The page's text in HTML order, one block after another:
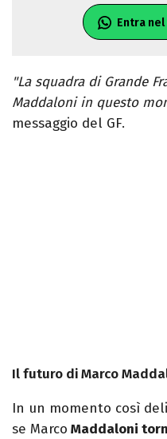
Entra nel
"La squadra di Grande
Maddaloni in questo
messaggio del GF.
Il futuro di Marco
In un momento così
se Marco Maddaloni